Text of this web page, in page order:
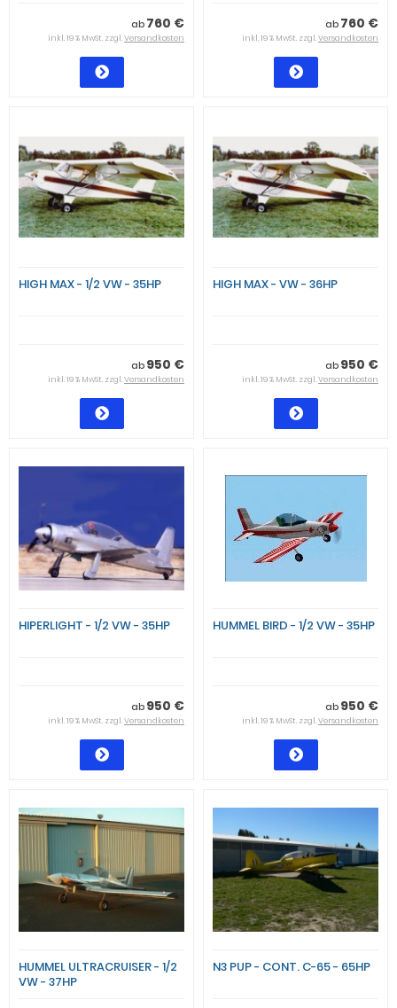
ab 760 €
inkl. 19 % MwSt. zzgl.Versandkosten
ab 760 €
inkl. 19 % MwSt. zzgl.Versandkosten
HIGH MAX - 1/2 VW - 35HP
ab 950 €
inkl. 19 % MwSt. zzgl.Versandkosten
HIGH MAX - VW - 36HP
ab 950 €
inkl. 19 % MwSt. zzgl.Versandkosten
HIPERLIGHT - 1/2 VW - 35HP
ab 950 €
inkl. 19 % MwSt. zzgl.Versandkosten
HUMMEL BIRD - 1/2 VW - 35HP
ab 950 €
inkl. 19 % MwSt. zzgl.Versandkosten
HUMMEL ULTRACRUISER - 1/2
VW - 37HP
N3 PUP - CONT. C-65 - 65HP